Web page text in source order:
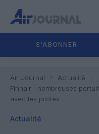
S'ABONNER
Air Journal
Actualité
Finnair : nombreuses
avec les pilotes
Actualité